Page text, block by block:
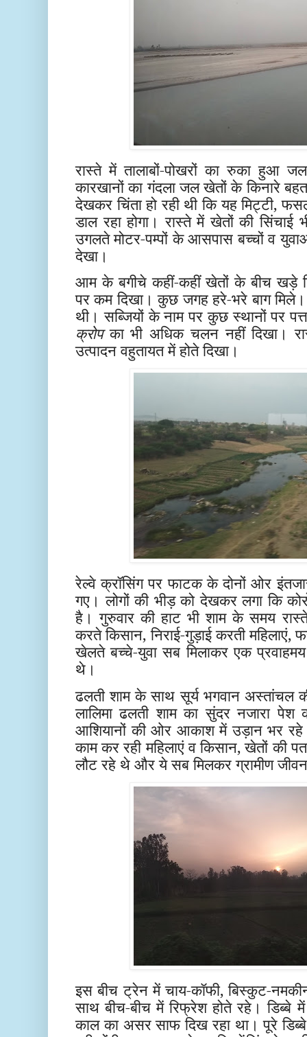
रास्ते में तालाबों-पोखरों का रुका हुआ
कारखानों का गंदला जल खेतों के किनारे
देखकर चिंता हो रही थी कि यह मिट्टी,
डाल रहा होगा। रास्ते में खेतों की सिंचाई
उगलते मोटर-पम्पों के आसपास बच्चों व
देखा।
आम के बगीचे कहीं-कहीं खेतों के बीच
पर कम दिखा। कुछ जगह हरे-भरे बाग मिले।
थी। सब्जियों के नाम पर कुछ स्थानों पर
क्रोपका भी अधिक चलन नहीं दिखा।
उत्पादन वहुतायत में होते दिखा।
रेल्वे क्रॉसिंग पर फाटक के दोनों ओर
गए। लोगों की भीड़ को देखकर लगा कि
है। गुरुवार की हाट भी शाम के समय
करते किसान, निराई-गुड़ाई करती
खेलते बच्चे-युवा सब मिलाकर एक
थे।
ढलती शाम के साथ सूर्य भगवान अस्तांचल
लालिमा ढलती शाम का सुंदर नजारा पेश
आशियानों की ओर आकाश में उड़ान भर
काम कर रही महिलाएं व किसान, खेतों की
लौट रहे थे और ये सब मिलकर ग्रामीण
इस बीच ट्रेन में चाय-कॉफी, बिस्कुट-
साथ बीच-बीच में रिफ्रेश होते रहे। डिब्बे में
काल का असर साफ दिख रहा था। पूरे